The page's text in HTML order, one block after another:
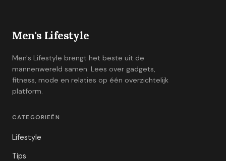
Men's Lifestyle
Men's Lifestyle brengt het beste uit de
mannenwereld samen. Lees over gadgets,
fitness, mode en relaties op één overzichtelijk
platform.
CATEGORIEËN
Lifestyle
Tips